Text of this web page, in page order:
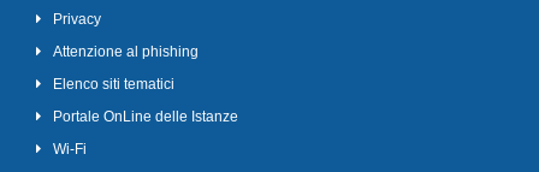
Privacy
Attenzione al phishing
Elenco siti tematici
Portale OnLine delle Istanze
Wi-Fi